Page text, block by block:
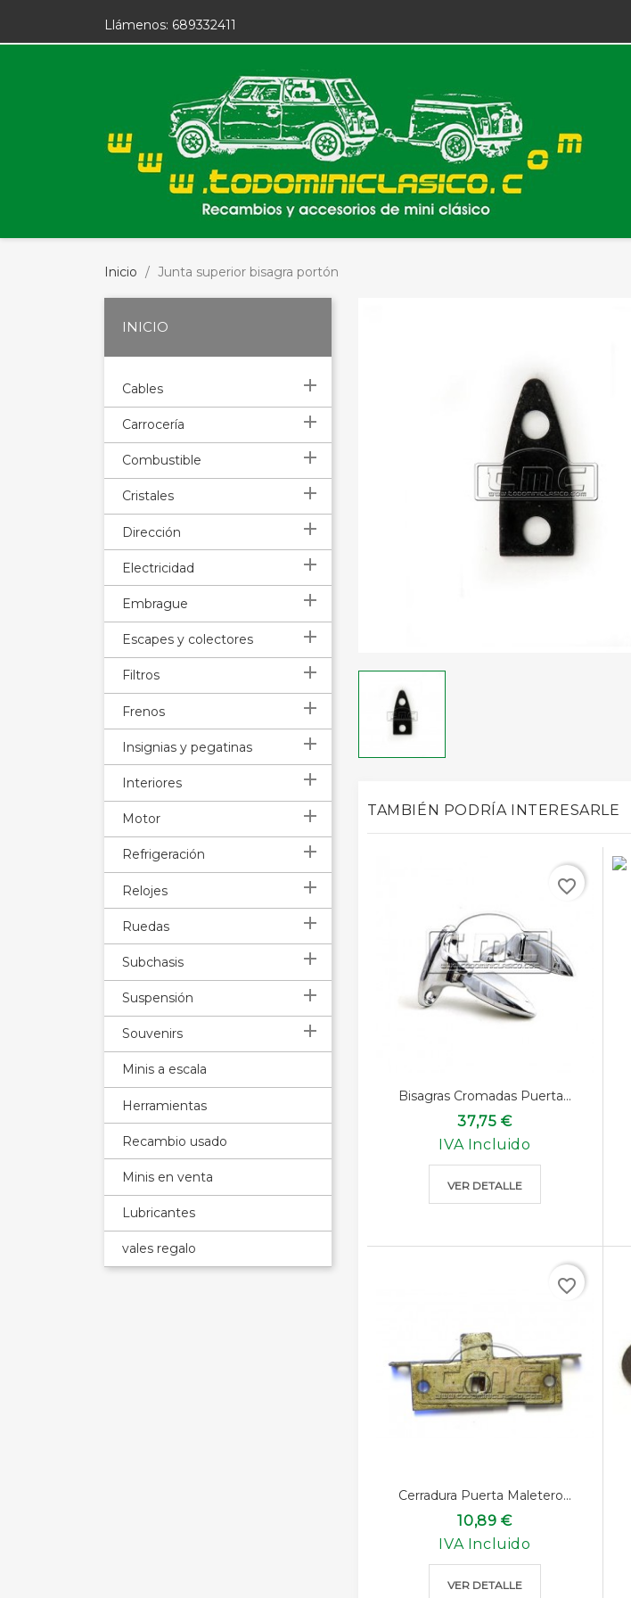
Llámenos: 689332411
Inicio Junta superior bisagra portón
INICIO
Cables 
Carrocería 
Combustible 
Cristales 
Dirección 
Electricidad 
Embrague 
Escapes y colectores 
Filtros 
Frenos 
Insignias y pegatinas 
Interiores 
Motor 
Refrigeración 
Relojes 
Ruedas 
Subchasis 
Suspensión 
Souvenirs 
Minis a escala
Herramientas
Recambio usado
Minis en venta
Lubricantes
vales regalo
TAMBIÉN PODRÍA INTERESARLE
Bisagras Cromadas Puerta...
37,75 €
IVA Incluido
VER DETALLE
favorite_border
Cerradura Puerta Maletero...
10,89 €
IVA Incluido
VER DETALLE
favorite_border